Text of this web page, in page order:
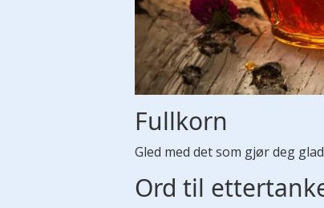
Fullkorn
Gled med det som gjør deg
Ord til